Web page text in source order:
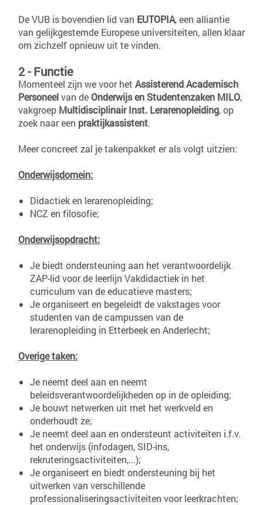
De VUB is bovendien lid van EUTOPIA, een alliantie
van gelijkgestemde Europese universiteiten, allen klaar
om zichzelf opnieuw uit te vinden.
2 - Functie
Momenteel zijn we voor het Assisterend Academisch
Personeelvan de Onderwijs en Studentenzaken MILO,
vakgroep Multidisciplinair Inst. Lerarenopleiding, op
zoek naar een praktijkassistent.
Meer concreet zal je takenpakket er als volgt uitzien:
Onderwijsdomein:
Didactiek en lerarenopleiding;
NCZ en filosofie;
Onderwijsopdracht:
Je biedt ondersteuning aan het verantwoordelijk
ZAP-lid voor de leerlijn Vakdidactiek in het
curriculum van de educatieve masters;
Je organiseert en begeleidt de vakstages voor
studenten van de campussen van de
lerarenopleiding in Etterbeek en Anderlecht;
Overige taken:
Je neemt deel aan en neemt
beleidsverantwoordelijkheden op in de opleiding;
Je bouwt netwerken uit met het werkveld en
onderhoudt ze;
Je neemt deel aan en ondersteunt activiteiten i.f.v.
het onderwijs (infodagen, SID-ins,
rekruteringsactiviteiten,...);
Je organiseert en biedt ondersteuning bij het
uitwerken van verschillende
professionaliseringsactiviteiten voor leerkrachten;